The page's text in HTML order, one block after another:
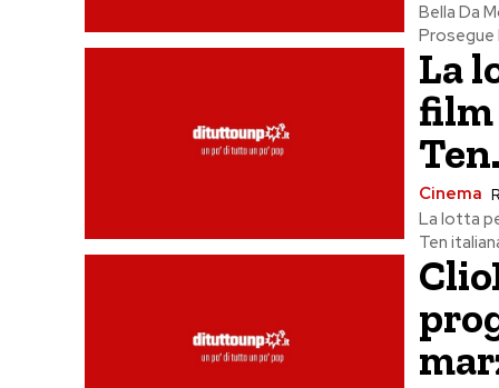
Bella Da
Prosegue
La
film
Cinema
La lotta
Ten